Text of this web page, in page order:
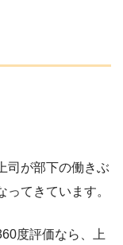
司が部下の働きぶ
てきています。
度評価なら、上